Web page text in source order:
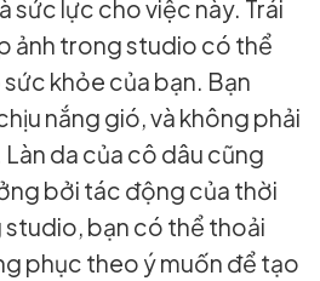
sức lực cho việc này. Trái
ảnh trong studio có thể
khỏe của bạn. Bạn
nắng gió, và không phải
Làn da của cô dâu cũng
bởi tác động của thời
bạn có thể thoải
phục theo ý muốn để tạo